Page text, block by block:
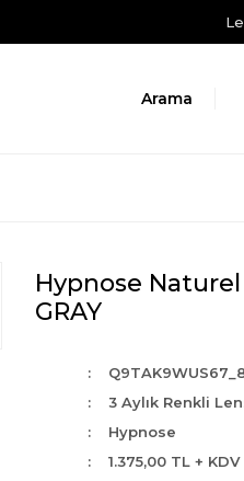
Arama
Hypnose Naturel
GRAY
3 Aylık Renkli
Hypnose
1.375,00 TL + KDV